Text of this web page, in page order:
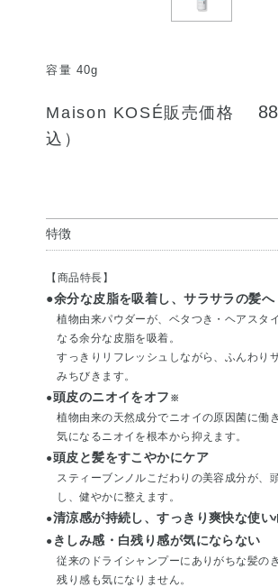
容量 40g
Maison KOSÉ販売価格
込）
特徴
【商品特長】
●余分な皮脂を吸着し、サラサラの髪へ
植物由来パウダーが、ベタつき・ヘアスタ
なる余分な皮脂を吸着。
すっきりリフレッシュしながら、ふんわり
みちびきます。
●頭皮のニオイをオフ ※
植物由来の天然成分でニオイの原因菌に働
気になるニオイを根本から抑えます。
●頭皮と髪をすこやかにケア
スティーブンノルこだわりの美容成分が、
し、健やかに整えます。
●清涼感が持続し、すっきり爽快な使い
● きしみ感・白残り感が気にならない
従来のドライシャンプーにありがちな髪の
残り感も気になりません。